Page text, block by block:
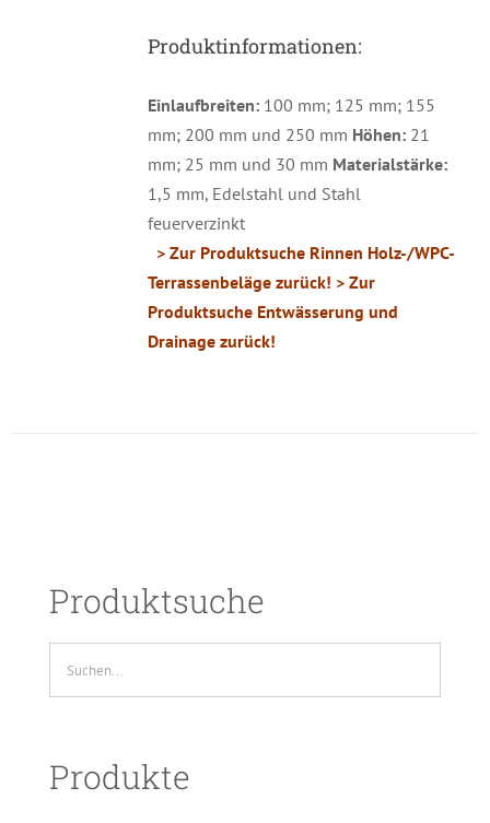
Produktinformationen:
Einlaufbreiten:100 mm; 125 mm; 155
mm; 200 mm und 250 mm Höhen: 21
mm; 25 mm und 30 mm Materialstärke:
1,5 mm, Edelstahl und Stahl
feuerverzinkt
> Zur Produktsuche Rinnen Holz-/WPC-
Terrassenbeläge zurück! > Zur
Produktsuche Entwässerung und
Drainage zurück!
Produktsuche
Produkte